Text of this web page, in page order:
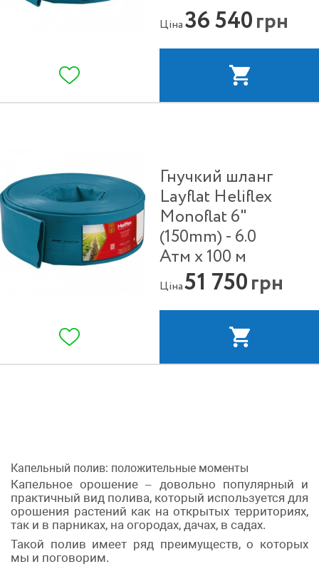
Ціна36 540грн
Гнучкий шланг
Layflat Heliflex
Monoflat 6"
(150mm) - 6.0
Атм х 100 м
Ціна51 750грн
Капельный полив: положительные моменты
Капельное орошение – довольно популярный и
практичный вид полива, который используется для
орошения растений как на открытых территориях,
так и в парниках, на огородах, дачах, в садах.
Такой полив имеет ряд преимуществ, о которых
мы и поговорим.